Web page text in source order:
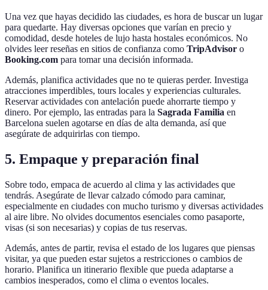
Una vez que hayas decidido las ciudades, es hora de buscar un lugar
para quedarte. Hay diversas opciones que varían en precio y
comodidad, desde hoteles de lujo hasta hostales económicos. No
olvides leer reseñas en sitios de confianza como TripAdvisor o
Booking.com para tomar una decisión informada.
Además, planifica actividades que no te quieras perder. Investiga
atracciones imperdibles, tours locales y experiencias culturales.
Reservar actividades con antelación puede ahorrarte tiempo y
dinero. Por ejemplo, las entradas para la Sagrada Familia en
Barcelona suelen agotarse en días de alta demanda, así que
asegúrate de adquirirlas con tiempo.
5. Empaque y preparación final
Sobre todo, empaca de acuerdo al clima y las actividades que
tendrás. Asegúrate de llevar calzado cómodo para caminar,
especialmente en ciudades con mucho turismo y diversas actividades
al aire libre. No olvides documentos esenciales como pasaporte,
visas (si son necesarias) y copias de tus reservas.
Además, antes de partir, revisa el estado de los lugares que piensas
visitar, ya que pueden estar sujetos a restricciones o cambios de
horario. Planifica un itinerario flexible que pueda adaptarse a
cambios inesperados, como el clima o eventos locales.